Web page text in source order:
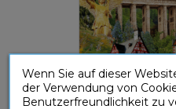
Wenn Sie auf dieser
der Verwendung von
Benutzerfreundlichkeit zu